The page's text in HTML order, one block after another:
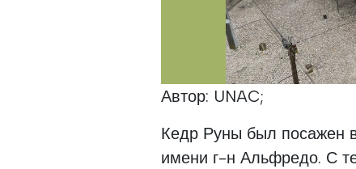
Автор: UNAC;
Кедр Руны был посажен
имени г-н Альфредо. С